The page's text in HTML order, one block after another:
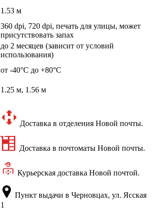
1.53 м
360 dpi, 720 dpi, печать для улицы, может
присутствовать запах
до 2 месяцев (зависит от условий
использования)
от -40°C до +80°C
1.25 м, 1.56 м
Доставка в отделения Новой почты.
Доставка в почтоматы Новой почты.
Курьерская доставка Новой почтой.
Пункт выдачи в Черновцах, ул. Ясская
1